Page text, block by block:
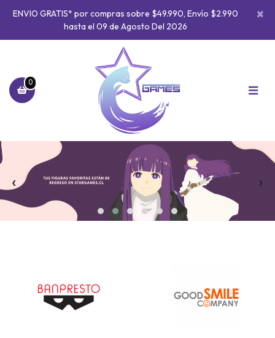
ENVIO GRATIS* por compras sobre $49.990, Envío $2.990
hasta el 09 de Agosto Del 2026
×
0
‹ ›